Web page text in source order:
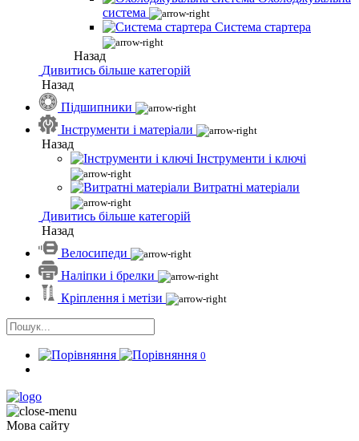
система
Система стартера
Назад
Дивитись більше категорій
Назад
Підшипники
Інструменти і матеріали
Назад
Інструменти і ключі
Витратні матеріали
Дивитись більше категорій
Назад
Велосипеди
Наліпки і брелки
Кріплення і метізи
0
Мова сайту